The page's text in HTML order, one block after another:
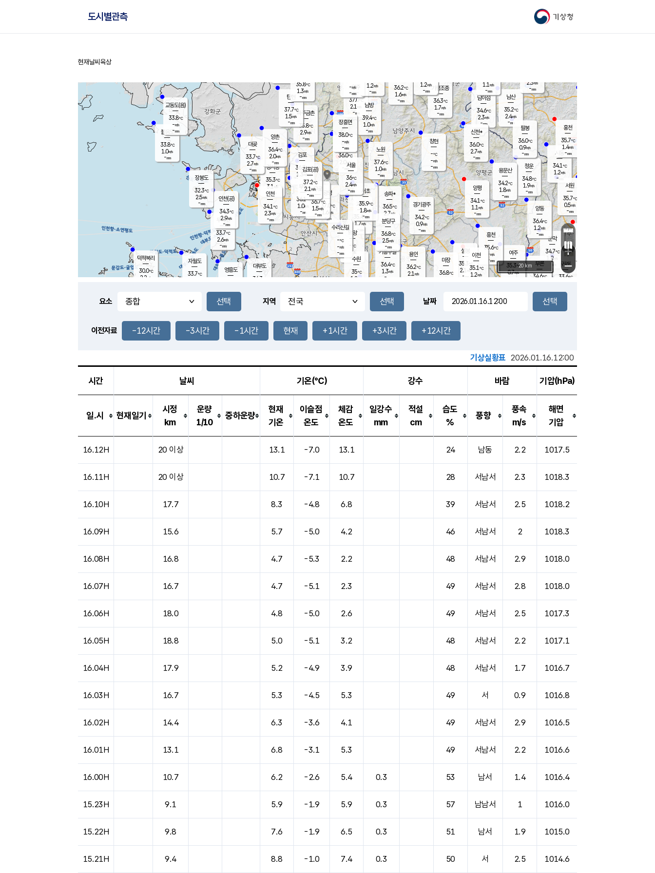
기상청
도시별관측
홈
현재날씨 육상
풍도
0.6m/s
문막
34.7℃
1.0m/s
mm
남이섬
34.6℃
2.3m/s
-mm
무의도
33.7℃
2.6m/s
-mm
영흥도
볼음도
33.8℃
1.0m/s
-mm
자월도
33.7℃
양주
37.0℃
2.1
-mm
부론
34.6℃
과천
35.4℃
1.7m/s
- mm
남산
35.2℃
2.4m/s
-mm
장봉도
32.3℃
2.5m/s
-mm
-mm
청운
34.8℃
1.9m/s
-mm
팔봉
36.0℃
0.9m/s
-mm
-mm
용인
36.2℃
2.1 m/s
여주
35.3℃
0.7m/s
양동
36.4℃
1.2m/s
-mm
경기광주
34.2℃
0.9m/s
-mm
장호원
1.1 m/s
-mm
34.6
℃
대부도
34.3
-
경서동
35.3℃
3.1 m/s
-mm
파주금촌
35.8℃
2.9m/s
-mm
가평조종
36.3℃
1.7m/s
-mm
36.2℃
1.6m/s
-mm
대곶
33.7℃
2.7m/s
-mm
신천*
36.0℃
2.7m/s
-mm
창현
-℃
-m/s
-mm
탄현
37.7℃
1.5m/s
-mm
1.2m/s
-mm
37.0℃
1.0m/s
-mm
흥천
35.6℃
-m/s
-mm
마장
36.8℃
의왕
- ℃
m/s
mm
김포
36.7℃
1.3 m/s
mm
설봉
35.3
2.1 m/s
- mm
광명
37.0
℃
1.6 m/s
-mm
부천
36.1℃
1.0m/s
-mm
-mm
양촌
36.4℃
2.0m/s
-mm
구로
36.7℃
1.5m/s
-mm
은평
36.0℃
2.0 m/s
- mm
노원
37.6℃
1.0m/s
-mm
송파*
36.5℃
2.7m/s
-mm
서초
35.9℃
1.8m/s
-mm
남방
39.4℃
1.0m/s
-mm
기흥구갈
36.4℃
1.3m/s
-
수리산길
-℃
-m/s
-mm
분당구
36.8℃
2.5m/s
-mm
장흥면
38.0℃
-m/s
-mm
-m/s
-mm
시동
34.1℃
1.2m/s
- mm
귀래
33.6℃
서원
35.7℃
0.5m/s
-mm
용문산
34.2℃
1.8m/s
-mm
덕적북리
30.0℃
2.2 m/s
인천(공)
34.3℃
2.9m/s
-mm
김포(공)
37.2℃
2.1 m/s
-mm
교동도(음)
33.8℃
-m/s
-mm
홍천
35.7℃
1.4m/s
-mm
이천
35.1℃
1.2m/s
양평
34.1℃
1.1 m/s
-mm
수원
35℃
1.2 m/s
인천
34.1℃
2.3m/s
-mm
서울
36℃
2.4m/s
-mm
2.3m/s
-mm
35.8℃
1.3m/s
-mm
1.2m/s
-mm
+
−
20 km
요소 지역 날짜
이전자료 -12시간 -3시간 -1시간 현재 +1시간 +3시간 +12시간
기상실황표 2026.01.16.12:00
시간 날씨 기온(℃) 강수 바람 기압(hPa)
일.시 현재일기
시정
km
운량
1/10
중하운량
현재
기온
이슬점
온도
체감
온도
일강수
mm
적설
cm
습도
%
풍향
풍속
m/s
해면
기압
16.12H 20 이상 13.1 -7.0 13.1 24 남동 2.2 1017.5
16.11H 20 이상 10.7 -7.1 10.7 28 서남서 2.3 1018.3
16.10H 17.7 8.3 -4.8 6.8 39 서남서 2.5 1018.2
16.09H 15.6 5.7 -5.0 4.2 46 서남서 2 1018.3
16.08H 16.8 4.7 -5.3 2.2 48 서남서 2.9 1018.0
16.07H 16.7 4.7 -5.1 2.3 49 서남서 2.8 1018.0
16.06H 18.0 4.8 -5.0 2.6 49 서남서 2.5 1017.3
16.05H 18.8 5.0 -5.1 3.2 48 서남서 2.2 1017.1
16.04H 17.9 5.2 -4.9 3.9 48 서남서 1.7 1016.7
16.03H 16.7 5.3 -4.5 5.3 49 서 0.9 1016.8
16.02H 14.4 6.3 -3.6 4.1 49 서남서 2.9 1016.5
16.01H 13.1 6.8 -3.1 5.3 49 서남서 2.2 1016.6
16.00H 10.7 6.2 -2.6 5.4 0.3 53 남서 1.4 1016.4
15.23H 9.1 5.9 -1.9 5.9 0.3 57 남남서 1 1016.0
15.22H 9.8 7.6 -1.9 6.5 0.3 51 남서 1.9 1015.0
15.21H 9.4 8.8 -1.0 7.4 0.3 50 서 2.5 1014.6